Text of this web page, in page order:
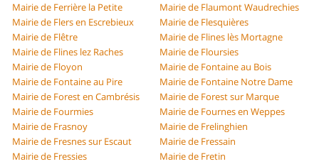
Mairie de Ferrière la Petite
Mairie de Flaumont Waudrechies
Mairie de Flers en Escrebieux
Mairie de Flesquières
Mairie de Flêtre
Mairie de Flines lès Mortagne
Mairie de Flines lez Raches
Mairie de Floursies
Mairie de Floyon
Mairie de Fontaine au Bois
Mairie de Fontaine au Pire
Mairie de Fontaine Notre Dame
Mairie de Forest en Cambrésis
Mairie de Forest sur Marque
Mairie de Fourmies
Mairie de Fournes en Weppes
Mairie de Frasnoy
Mairie de Frelinghien
Mairie de Fresnes sur Escaut
Mairie de Fressain
Mairie de Fressies
Mairie de Fretin